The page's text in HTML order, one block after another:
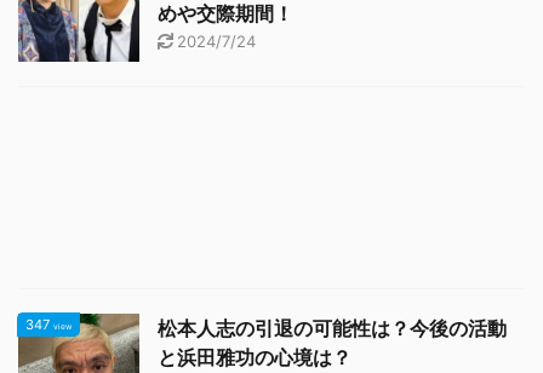
めや交際期間！
2024/7/24
347 view
松本人志の引退の可能性は？今後の活動
と浜田雅功の心境は？